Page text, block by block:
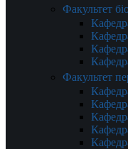
Факультет
Факультет